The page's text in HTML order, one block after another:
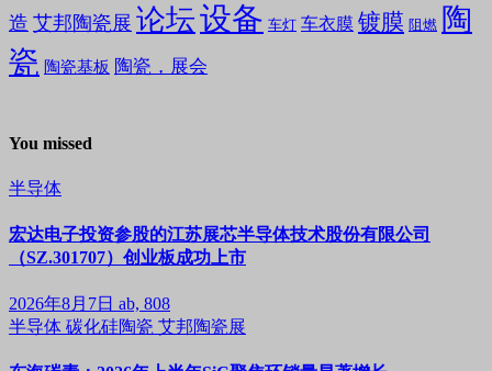
造 艾邦陶瓷展 论坛设备 车灯 车衣膜 镀膜 阻燃 陶
瓷 陶瓷基板 陶瓷，展会
You missed
半导体
宏达电子投资参股的江苏展芯半导体技术股份有限公司
（SZ.301707）创业板成功上市
2026年8月7日 ab, 808
半导体 碳化硅陶瓷 艾邦陶瓷展